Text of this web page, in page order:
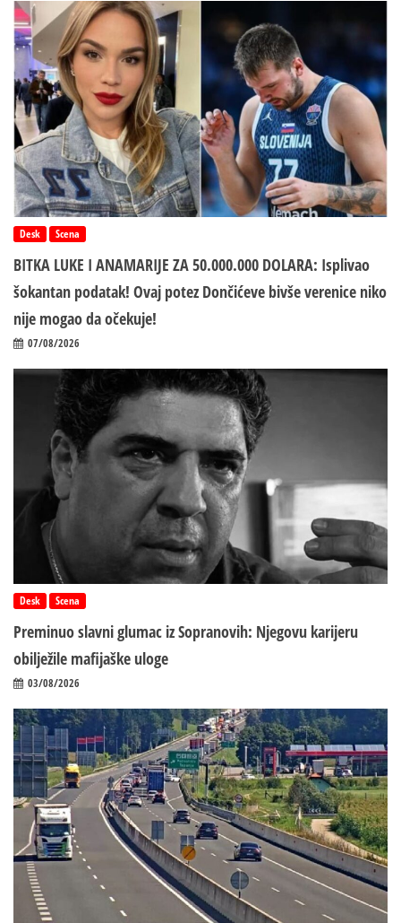
Desk Scena
BITKA LUKE I ANAMARIJE ZA 50.000.000 DOLARA: Isplivao
šokantan podatak! Ovaj potez Dončićeve bivše verenice niko
nije mogao da očekuje!
07/08/2026
Desk Scena
Preminuo slavni glumac iz Sopranovih: Njegovu karijeru
obilježile mafijaške uloge
03/08/2026